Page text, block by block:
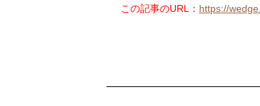
この記事のURL： https://